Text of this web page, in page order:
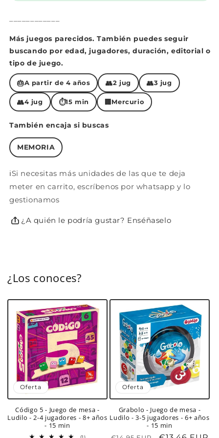
Más juegos parecidos. También puedes seguir
buscando por edad, jugadores, duración, editorial o
tipo de juego.
🎂A partir de 4 años 👥2 jug 👥3 jug
👥4 jug ⏱15 min Mercurio
También encaja si buscas
MEMORIA
ℹ️Si necesitas más unidades de las que te deja
meter en carrito, escríbenos por whatsapp y lo
gestionamos
¿A quién le podría gustar? Enséñaselo
¿Los conoces?
Oferta
Código 5 - Juego de mesa -
Ludilo - 2-4 jugadores - 8+ años
- 15 min
Oferta
Grabolo - Juego de mesa -
Ludilo - 3-5 jugadores - 6+ años
- 15 min